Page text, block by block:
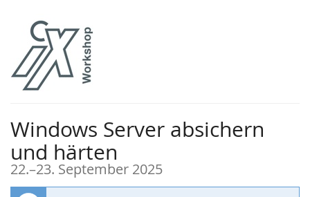
Haupt-
Inhalt
springen
Windows Server absichern
und härten
22.–bis
23. September 2025